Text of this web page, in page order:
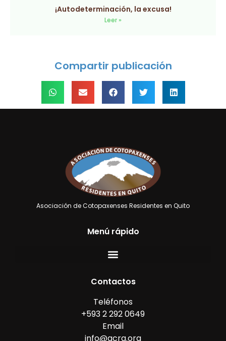
¡Autodeterminación, la excusa!
Leer »
Compartir publicación
Asociación de Cotopaxenses Residentes en Quito
Menú rápido
Contactos
Teléfonos
+593 2 292 0649
Email
info@acrq.org